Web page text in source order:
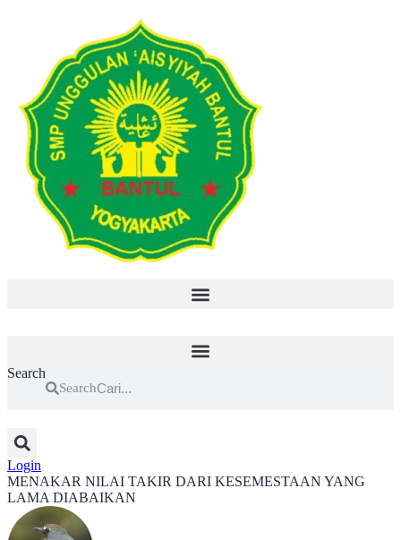
Search
Search
Login
MENAKAR NILAI TAKIR DARI KESEMESTAAN YANG
LAMA DIABAIKAN